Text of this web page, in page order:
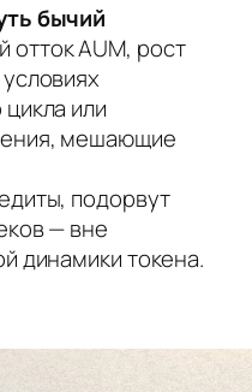
бычий
отток AUM, рост
или
мешающие
подорвут
— вне
динамики токена.